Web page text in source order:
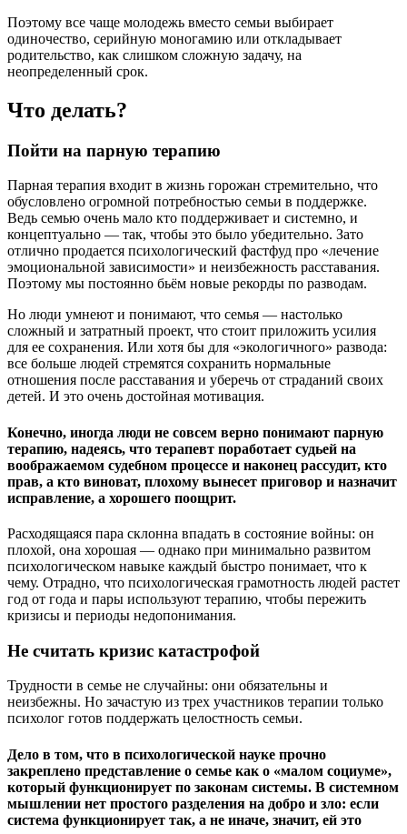
Поэтому все чаще молодежь вместо семьи выбирает
одиночество, серийную моногамию или откладывает
родительство, как слишком сложную задачу, на
неопределенный срок.
Что делать?
Пойти на парную терапию
Парная терапия входит в жизнь горожан стремительно, что
обусловлено огромной потребностью семьи в поддержке.
Ведь семью очень мало кто поддерживает и системно, и
концептуально — так, чтобы это было убедительно. Зато
отлично продается психологический фастфуд про «лечение
эмоциональной зависимости» и неизбежность расставания.
Поэтому мы постоянно бьём новые рекорды по разводам.
Но люди умнеют и понимают, что семья — настолько
сложный и затратный проект, что стоит приложить усилия
для ее сохранения. Или хотя бы для «экологичного» развода:
все больше людей стремятся сохранить нормальные
отношения после расставания и уберечь от страданий своих
детей. И это очень достойная мотивация.
Конечно, иногда люди не совсем верно понимают парную
терапию, надеясь, что терапевт поработает судьей на
воображаемом судебном процессе и наконец рассудит, кто
прав, а кто виноват, плохому вынесет приговор и назначит
исправление, а хорошего поощрит.
Расходящаяся пара склонна впадать в состояние войны: он
плохой, она хорошая — однако при минимально развитом
психологическом навыке каждый быстро понимает, что к
чему. Отрадно, что психологическая грамотность людей растет
год от года и пары используют терапию, чтобы пережить
кризисы и периоды недопонимания.
Не считать кризис катастрофой
Трудности в семье не случайны: они обязательны и
неизбежны. Но зачастую из трех участников терапии только
психолог готов поддержать целостность семьи.
Дело в том, что в психологической науке прочно
закреплено представление о семье как о «малом социуме»,
который функционирует по законам системы. В системном
мышлении нет простого разделения на добро и зло: если
система функционирует так, а не иначе, значит, ей это